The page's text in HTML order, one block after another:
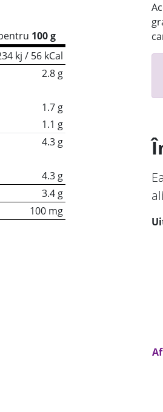
100 g
kj / 56 kCal
2.8 g
1.7 g
1.1 g
4.3 g
4.3 g
3.4 g
100 mg